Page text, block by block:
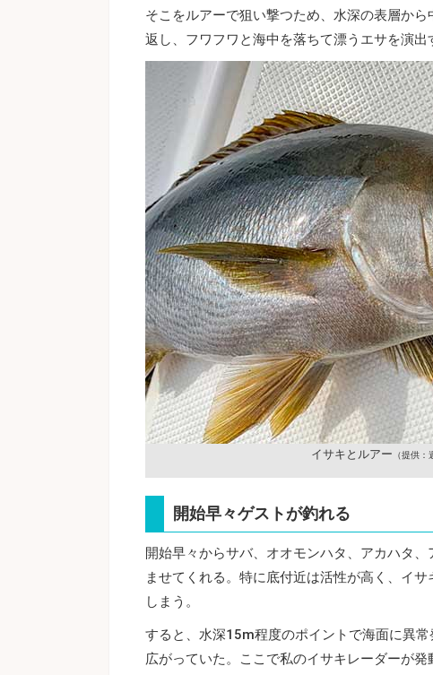
そこをルアーで狙い撃つため、水深の表層か
返し、フワフワと海中を落ちて漂うエサを演出
イサキとルアー （提供
開始早々ゲストが釣れる
開始早々からサバ、オオモンハタ、アカハタ
ませてくれる。特に底付近は活性が高く、イ
しまう。
すると、水深15m程度のポイントで海面に異
広がっていた。ここで私のイサキレーダーが